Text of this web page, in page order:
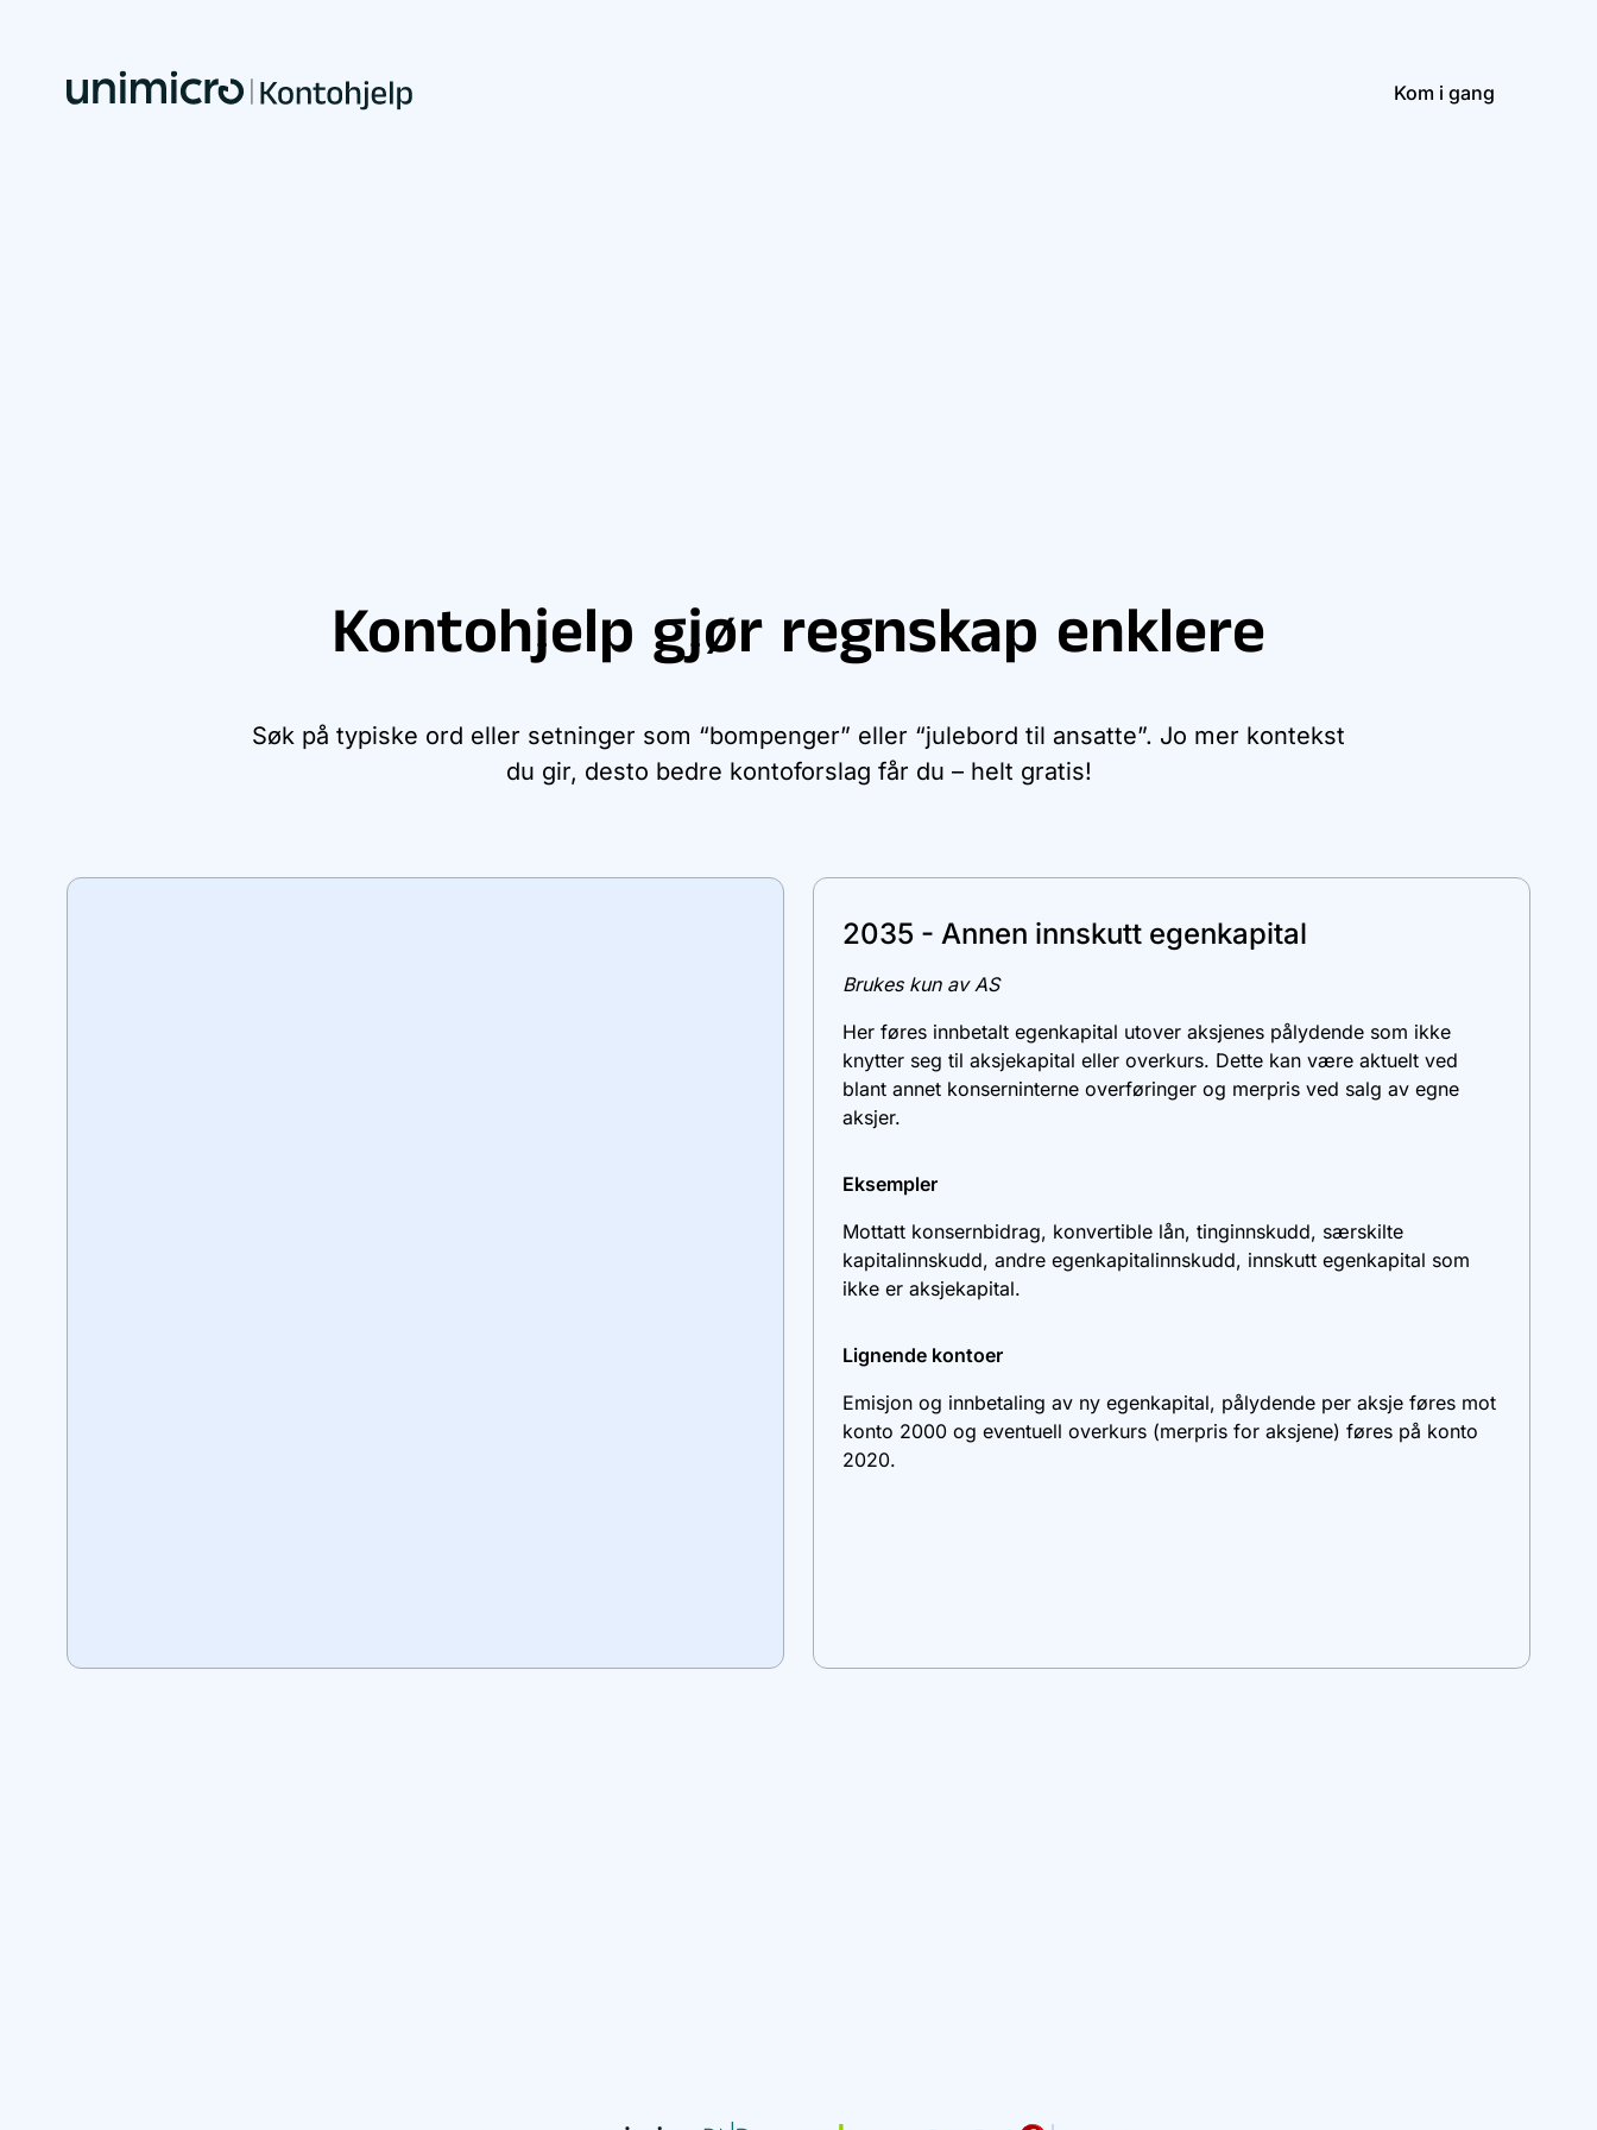
Kom i gang
Kontohjelp gjør regnskap enklere
Søk på typiske ord eller setninger som “bompenger” eller “julebord til ansatte”. Jo mer kontekst
du gir, desto bedre kontoforslag får du – helt gratis!
2035 - Annen innskutt egenkapital
Brukes kun av AS
Her føres innbetalt egenkapital utover aksjenes pålydende som ikke
knytter seg til aksjekapital eller overkurs. Dette kan være aktuelt ved
blant annet konserninterne overføringer og merpris ved salg av egne
aksjer.
Eksempler
Mottatt konsernbidrag, konvertible lån, tinginnskudd, særskilte
kapitalinnskudd, andre egenkapitalinnskudd, innskutt egenkapital som
ikke er aksjekapital.
Lignende kontoer
Emisjon og innbetaling av ny egenkapital, pålydende per aksje føres mot
konto 2000 og eventuell overkurs (merpris for aksjene) føres på konto
2020.